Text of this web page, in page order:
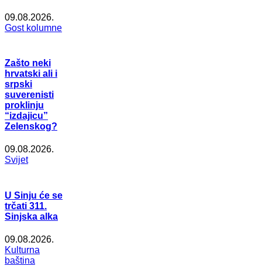
09.08.2026.
Gost kolumne
Zašto neki
hrvatski ali i
srpski
suverenisti
proklinju
“izdajicu”
Zelenskog?
09.08.2026.
Svijet
U Sinju će se
trčati 311.
Sinjska alka
09.08.2026.
Kulturna
baština